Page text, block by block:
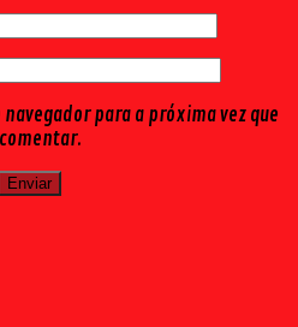
navegador para a próxima vez que